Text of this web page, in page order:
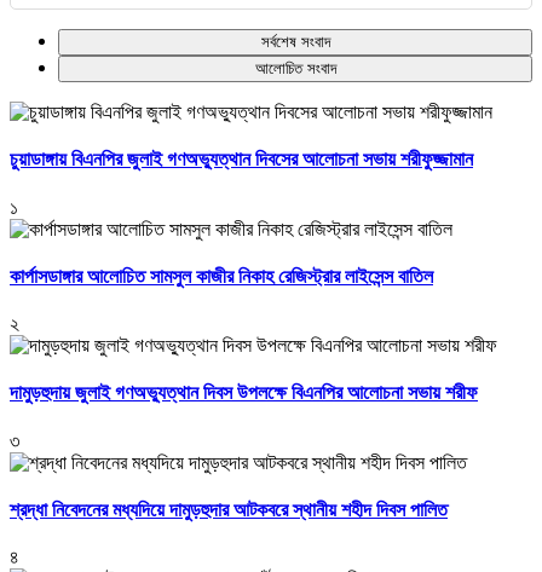
সর্বশেষ সংবাদ
আলোচিত সংবাদ
চুয়াডাঙ্গায় বিএনপির জুলাই গণঅভ্যুত্থান দিবসের আলোচনা সভায় শরীফুজ্জামান
১
কার্পাসডাঙ্গার আলোচিত সামসুল কাজীর নিকাহ রেজিস্ট্রার লাইসেন্স বাতিল
২
দামুড়হুদায় জুলাই গণঅভ্যুত্থান দিবস উপলক্ষে বিএনপির আলোচনা সভায় শরীফ
৩
শ্রদ্ধা নিবেদনের মধ্যদিয়ে দামুড়হুদার আটকবরে স্থানীয় শহীদ দিবস পালিত
৪